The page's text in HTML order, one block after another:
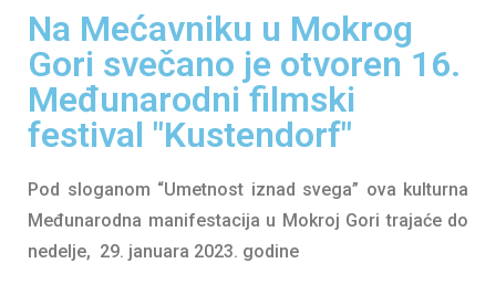
Na Mećavniku u Mokrog
Gori svečano je otvoren 16.
Međunarodni filmski
festival "Kustendorf"
Pod sloganom “Umetnost iznad svega” ova kulturna
Međunarodna manifestacija u Mokroj Gori trajaće do
nedelje, 29. januara 2023. godine